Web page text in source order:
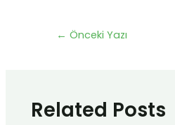
← Önceki Yazı
Related Posts